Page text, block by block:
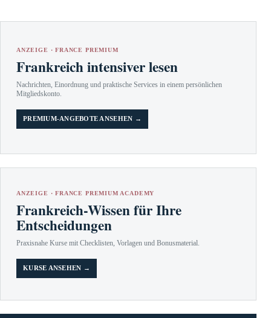
ANZEIGE · FRANCE PREMIUM
Frankreich intensiver lesen
Nachrichten, Einordnung und praktische Services in einem persönlichen
Mitgliedskonto.
PREMIUM-ANGEBOTE ANSEHEN →
ANZEIGE · FRANCE PREMIUM ACADEMY
Frankreich-Wissen für Ihre
Entscheidungen
Praxisnahe Kurse mit Checklisten, Vorlagen und Bonusmaterial.
KURSE ANSEHEN →